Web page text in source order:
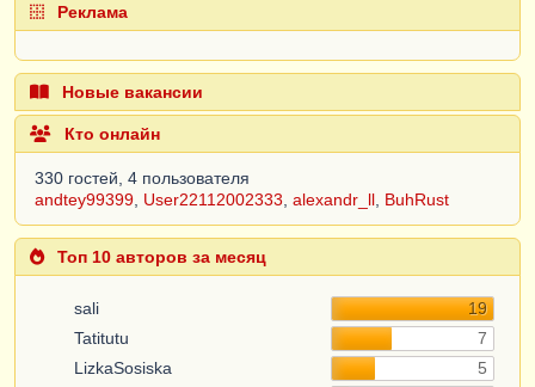
Реклама
Новые вакансии
Кто онлайн
330 гостей, 4 пользователя
andtey99399, User22112002333, alexandr_ll, BuhRust
Топ 10 авторов за месяц
sali
19
Tatitutu
7
LizkaSosiska
5